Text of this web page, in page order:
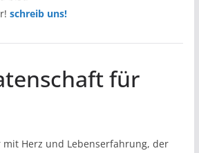
schreib uns!
für
mit Herz und Lebenserfahrung, der